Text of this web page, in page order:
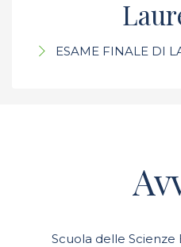
ESAME FINALE DI
Scuola delle